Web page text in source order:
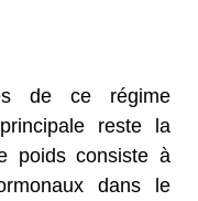
de ce régime
reste la
poids consiste à
dans le